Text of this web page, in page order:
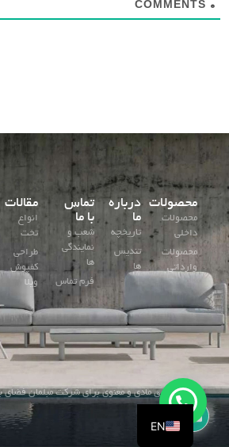
0
محصولات
محصولات
داخلی
محصولات
وارداتی
درباره
ما
تاریخچه
تندیس
ها
تماس
با ما
شعب و
نمایندگی
ها
فرم تماس
مقالات
انواع
تخت
طراحی
کفپوش
ویلا
کلیه حقوق مادی و معنوی برای شرکت مبلمان فضای
EN